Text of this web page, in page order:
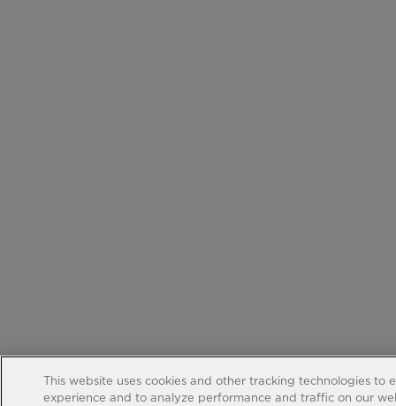
This website uses cookies and other tracking technologies to
experience and to analyze performance and traffic on our